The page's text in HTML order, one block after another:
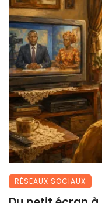
RÉSEAUX SOCIAUX